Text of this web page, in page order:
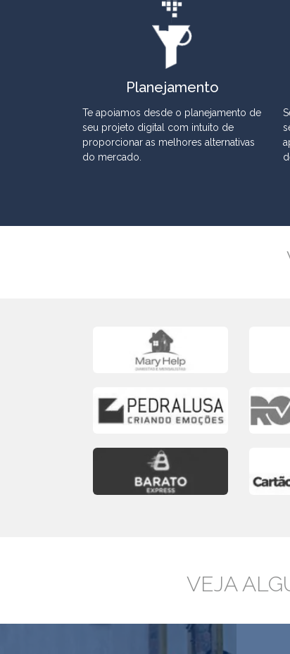
Planejamento
Te apoiamos desde o planejamento de
seu projeto digital com intuito de
proporcionar as melhores alternativas
do mercado.
VEJA